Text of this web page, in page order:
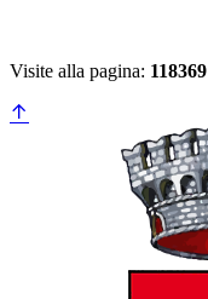
Visite alla pagina: 118369